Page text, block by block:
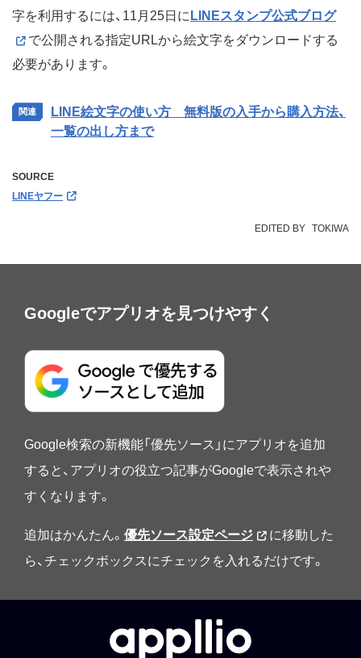
字を利用するには、11月25日に LINEスタンプ公式ブログ
で公開される指定URLから絵文字をダウンロードする
必要があります。
LINE絵文字の使い方 無料版の入手から購入方法、
一覧の出し方まで
SOURCE
LINEヤフー
EDITED BY TOKIWA
Googleでアプリオを見つけやすく
Google検索の新機能「優先ソース」にアプリオを追加
すると、アプリオの役立つ記事がGoogleで表示されや
すくなります。
追加はかんたん。 優先ソース設定ページ
に移動した
ら、チェックボックスにチェックを入れるだけです。